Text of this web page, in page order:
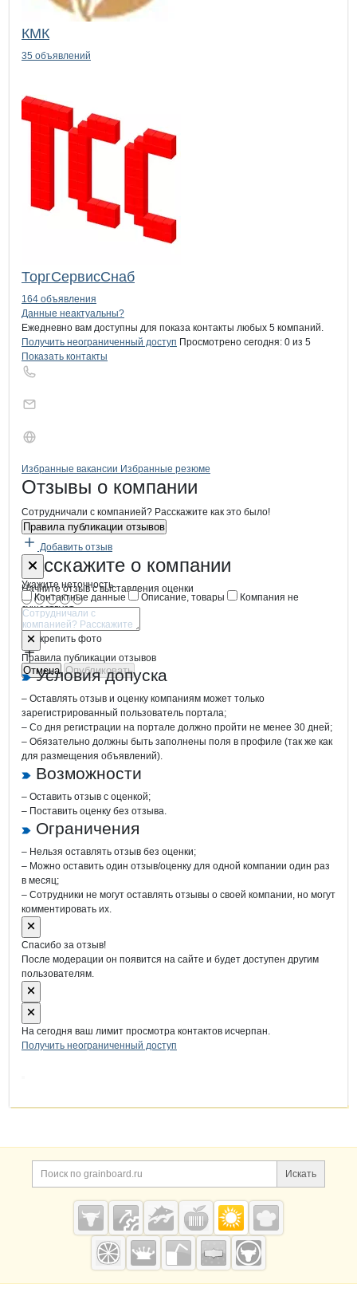
КМК
35 объявлений
ТоргСервисСнаб
164 объявления
Контактыкомпании
+7(800)000-00-..
Данные неактуальны?
Ежедневно вам доступны для показа контакты любых 5 компаний.
Получить неограниченный доступ Просмотрено сегодня: 0 из 5
Показать контакты
Брендыкомпани КОЛОС по
Вакансии вКОЛОС по
Избранные вакансии Избранные резюме
Новости oКОЛОС по
Отзывы о компании
Сотрудничали с компанией? Расскажите как это было!
Правила публикации отзывов
Добавить отзыв
Расскажите о компании
Начните отзыв с выставления оценки
Прикрепить фото
Отмена Опубликовать
Форма обратной связи о
Укажите неточность
Контактные данные
Описание, товары
Компания не
существует
Отмена Опубликовать
Правила публикации отзывов
Условия допуска
– Оставлять отзыв и оценку компаниям может только
зарегистрированный пользователь портала;
– Со дня регистрации на портале должно пройти не менее 30 дней;
– Обязательно должны быть заполнены поля в профиле (так же как
для размещения объявлений).
Возможности
– Оставить отзыв с оценкой;
– Поставить оценку без отзыва.
Ограничения
– Нельзя оставлять отзыв без оценки;
– Можно оставить один отзыв/оценку для одной компании один раз
в месяц;
– Сотрудники не могут оставлять отзывы о своей компании, но могут
комментировать их.
Спасибо за отзыв!
После модерации он появится на сайте и будет доступен другим
пользователям.
На сегодня ваш лимит просмотра контактов исчерпан.
Получить неограниченный доступ
Дополнительная информация
Поиск по сайту и
Искать
Cсылки на полезные проекты
Grainboard.ru
— зерно и
мука